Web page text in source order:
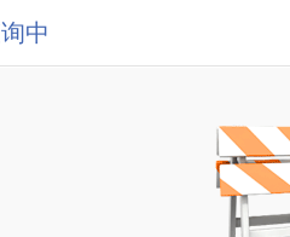
中